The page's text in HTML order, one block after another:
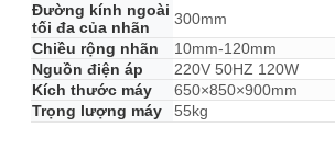
Đường kính ngoài
tối đa của nhãn
300mm
Chiều rộng nhãn
10mm-120mm
Nguồn điện áp
220V 50HZ 120W
Kích thước máy
650×850×900mm
Trọng lượng máy
55kg